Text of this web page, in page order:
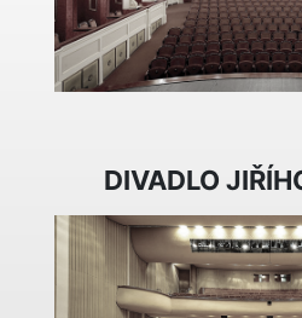
DIVADLO